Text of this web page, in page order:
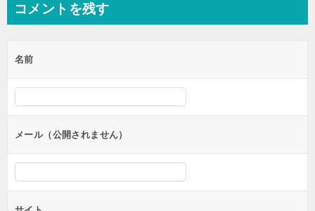
コメントを残す
名前
メール（公開されません）